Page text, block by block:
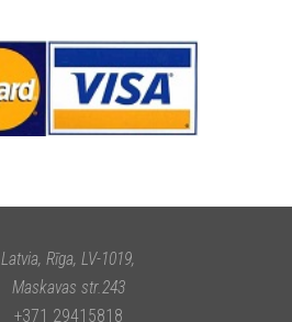
Latvia, Rīga, LV-1019,
Maskavas str.243
+371 29415818